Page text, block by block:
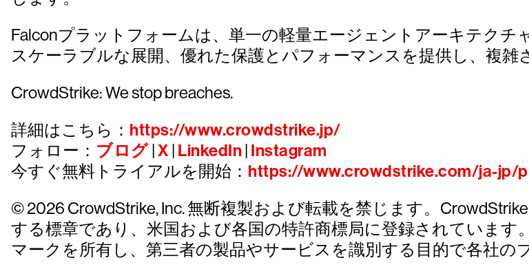
Falconプラットフォームは、単一の軽量エージェントアーキテク
スケーラブルな展開、優れた保護とパフォーマンスを提供し、複雑
CrowdStrike: We stop breaches.
詳細はこちら： https://www.crowdstrike.jp/
フォロー： ブログ| X LinkedIn Instagram
今すぐ無料トライアルを開始： https://www.crowdstrike.com/ja-
© 2026 CrowdStrike, Inc. 無断複製および転載を禁じます。
する標章であり、米国および各国の特許商標局に登録されていま
マークを所有し、第三者の製品やサービスを識別する目的で各社の